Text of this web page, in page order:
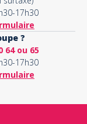
17h30
?
64 ou 65
17h30